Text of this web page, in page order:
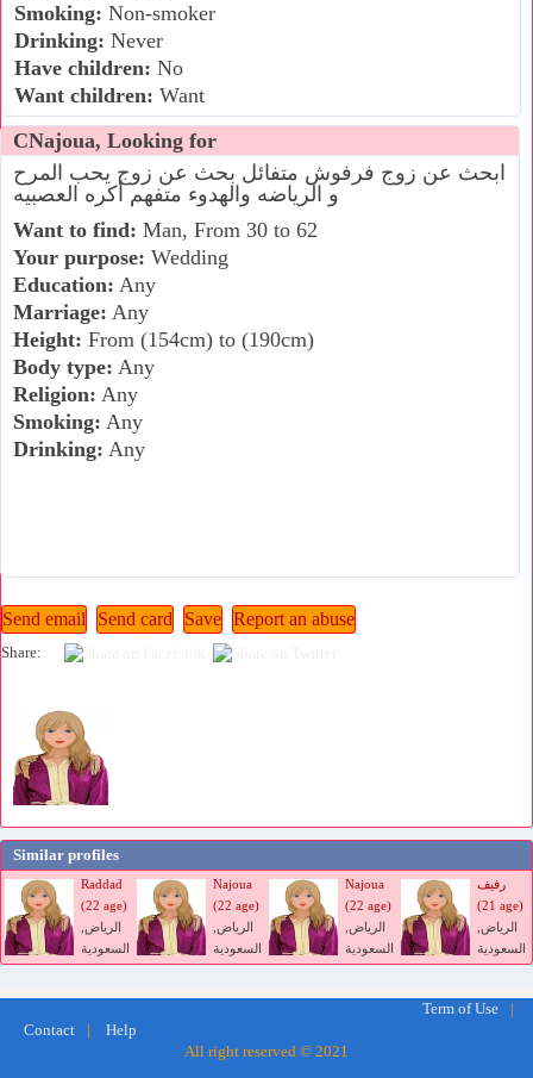
Smoking: Non-smoker
Drinking: Never
Have children: No
Want children: Want
CNajoua, Looking for
ابحث عن زوج فرفوش متفائل بحث عن زوج يحب المرح
و الرياضه والهدوء متفهم أكره العصبيه
Want to find: Man, From 30 to 62
Your purpose: Wedding
Education: Any
Marriage: Any
Height: From (154cm) to (190cm)
Body type: Any
Religion: Any
Smoking: Any
Drinking: Any
Share:
Similar profiles
Raddad
(22 age)
الرياض,
السعودية
Najoua
(22 age)
الرياض,
السعودية
Najoua
(22 age)
الرياض,
السعودية
رفيف
(21 age)
الرياض,
السعودية
Term of Use
Contact
Help
All right reserved © 2021